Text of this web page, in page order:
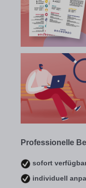
Professionelle
sofort
individuell